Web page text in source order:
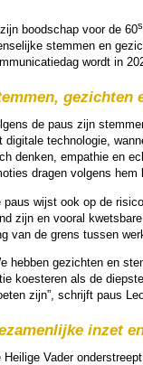
zijn bood­schap voor de 60
stemmen en
wordt in
gezichten
de paus zijn
digitale techno­lo­gie,
denken, empathie en
dragen volgens
paus wijst ook op de
zijn en vooral
van de grens tussen
hebben gezichten en
koes­te­ren als de
zijn”, schrijft paus
inzet
Heilige Vader